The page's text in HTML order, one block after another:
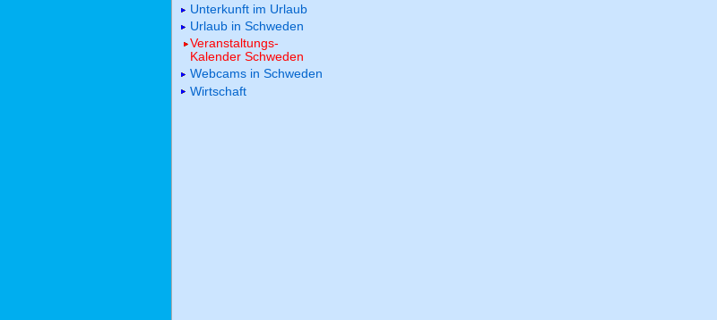
Unterkunft im Urlaub
Urlaub in Schweden
Veranstaltungs-
Kalender Schweden
Webcams in Schweden
Wirtschaft